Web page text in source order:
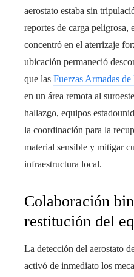
aerostato estaba sin
reportes de carga peligrosa,
concentró en el aterrizaje
ubicación permaneció
que las Fuerzas Armadas
en un área remota al
hallazgo, equipos
la coordinación para la
material sensible y mitigar
infraestructura local.
Colaboración
restitución del
La detección del aerostato
activó de inmediato los